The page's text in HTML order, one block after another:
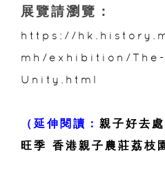
展覽請瀏覽：
https://
mh/exhibition/
Unity.html
（延伸閱讀： 親子好去
旺季 香港親子農莊荔枝